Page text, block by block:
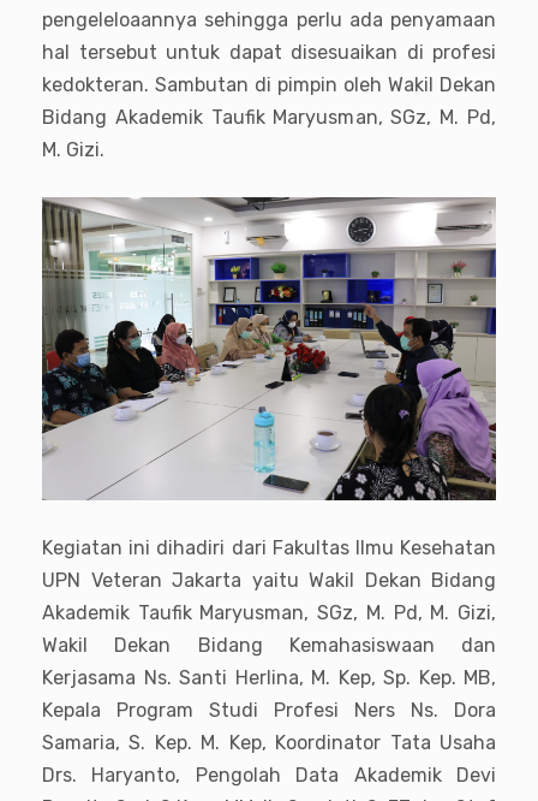
pengeleloaannya sehingga perlu ada penyamaan
hal tersebut untuk dapat disesuaikan di profesi
kedokteran. Sambutan di pimpin oleh Wakil Dekan
Bidang Akademik Taufik Maryusman, SGz, M. Pd,
M. Gizi.
Kegiatan ini dihadiri dari Fakultas Ilmu Kesehatan
UPN Veteran Jakarta yaitu Wakil Dekan Bidang
Akademik Taufik Maryusman, SGz, M. Pd, M. Gizi,
Wakil Dekan Bidang Kemahasiswaan dan
Kerjasama Ns. Santi Herlina, M. Kep, Sp. Kep. MB,
Kepala Program Studi Profesi Ners Ns. Dora
Samaria, S. Kep. M. Kep, Koordinator Tata Usaha
Drs. Haryanto, Pengolah Data Akademik Devi